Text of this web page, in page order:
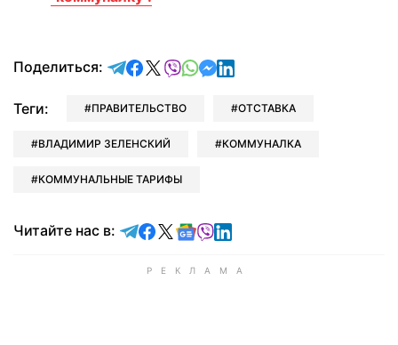
Поделиться: отправить в Telegram
поделиться в Facebook
поделиться в X
отправить в Viber
отправить в Whatsapp
отправить в Messenger
отправить в LinkedIn
Теги: ПРАВИТЕЛЬСТВО ОТСТАВКА
ВЛАДИМИР ЗЕЛЕНСКИЙ КОММУНАЛКА
КОММУНАЛЬНЫЕ ТАРИФЫ
Читайте нас в: Читайте в Telegram
Читайте в Facebook
Читайте в X
Читайте в Google news
Читайте в Viber
Читайте в LinkedIn